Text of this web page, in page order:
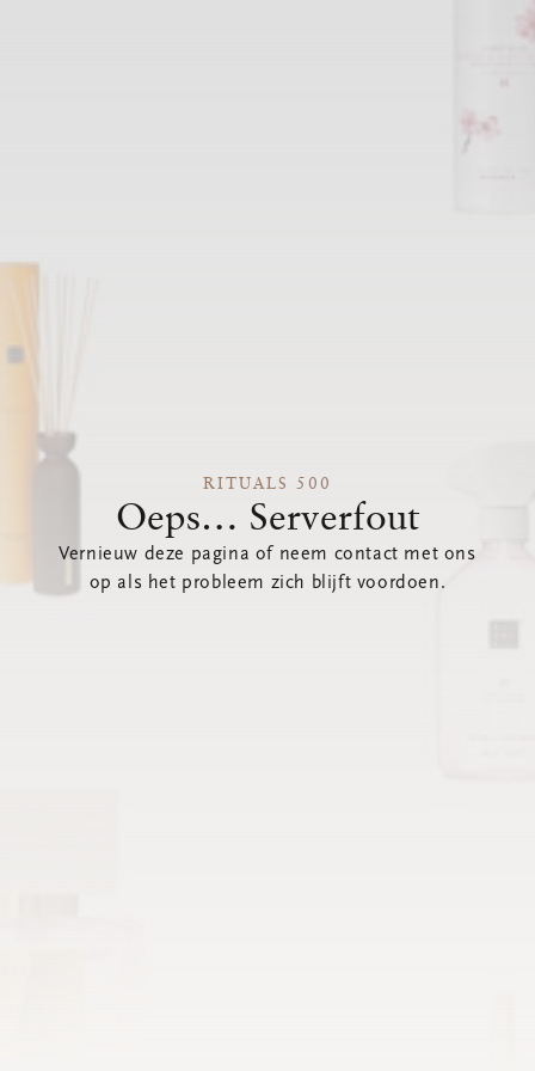
RITUALS 500
Oeps… Serverfout
Vernieuw deze pagina of neem contact met ons
op als het probleem zich blijft voordoen.